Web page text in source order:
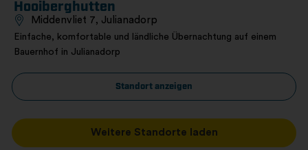
Hooiberghutten
Middenvliet 7, Julianadorp
Einfache, komfortable und ländliche Übernachtung auf einem
Bauernhof in Julianadorp
Standort anzeigen
Weitere Standorte laden